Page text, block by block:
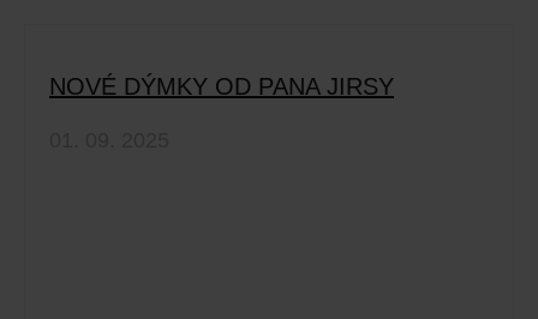
NOVÉ DÝMKY OD PANA JIRSY